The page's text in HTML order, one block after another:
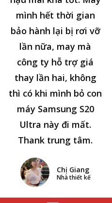
mình hết thời gian
bảo hành lại bị rơi vỡ
lần nữa, may mà
công ty hỗ trợ giá
thay lần hai, không
thì có khi mình bỏ con
máy Samsung S20
Ultra này đi mất.
Thank trung tâm.
Chị Giang
Nhà thiết kế